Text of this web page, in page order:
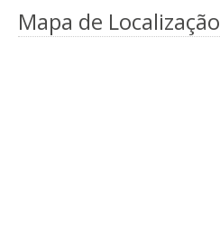
Mapa de Localização